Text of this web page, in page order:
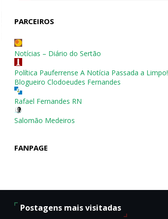
PARCEIROS
Notícias – Diário do Sertão
Política Pauferrense A Notícia Passada a Limpo!
Blogueiro Clodoeudes Fernandes
Rafael Fernandes RN
Salomão Medeiros
FANPAGE
Postagens mais visitadas